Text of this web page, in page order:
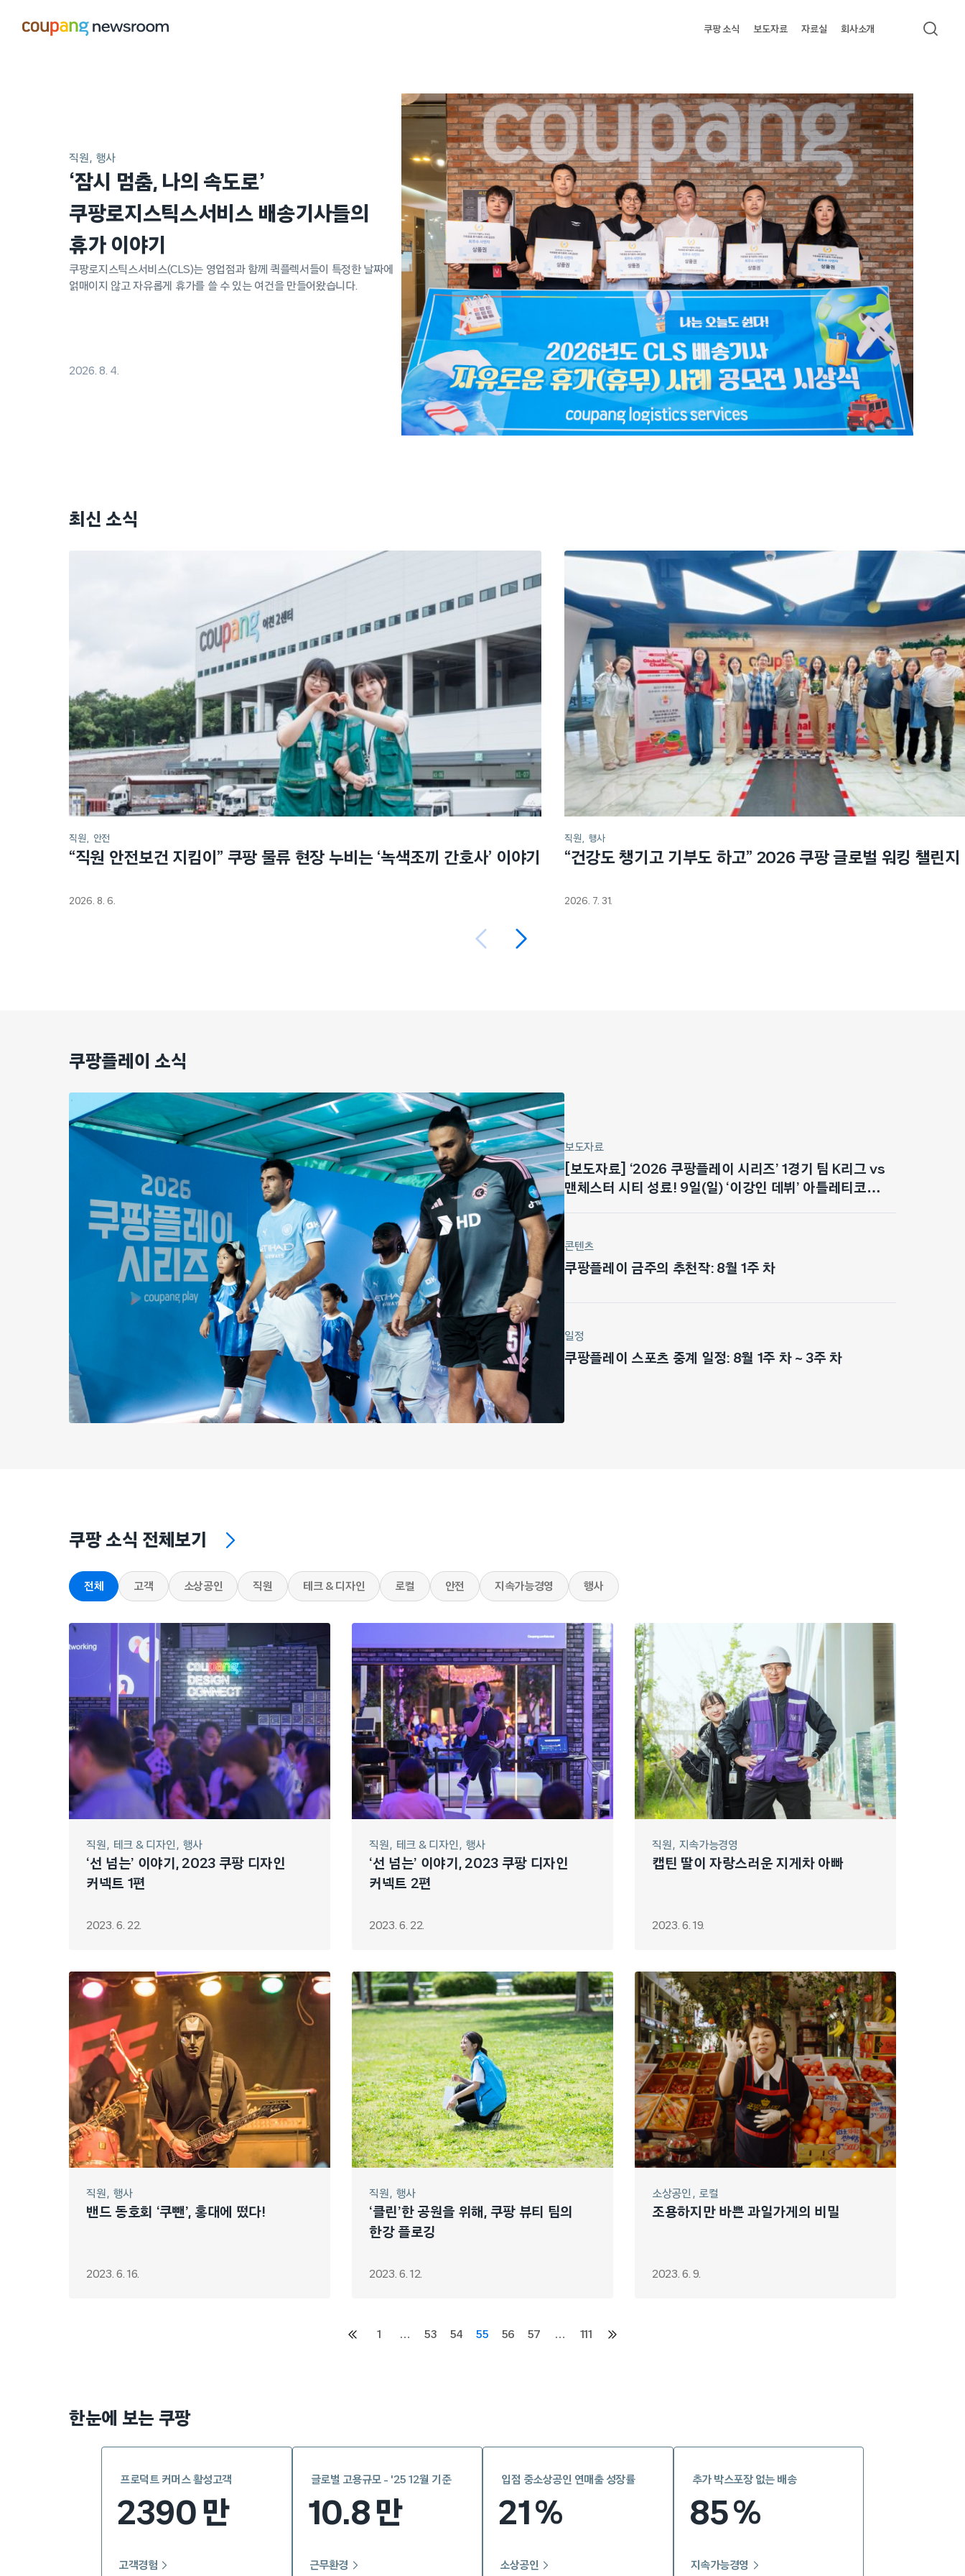
쿠팡 소식 보도자료 자료실 회사소개 검색
직원 행사
‘잠시 멈춤, 나의 속도로’
쿠팡로지스틱스서비스 배송기사들의
휴가 이야기
쿠팡로지스틱스서비스(CLS)는 영업점과 함께 퀵플렉서들이 특정한 날짜에
얽매이지 않고 자유롭게 휴가를 쓸 수 있는 여건을 만들어왔습니다.
2026. 8. 4.
최신 소식
직원 안전
“직원 안전보건 지킴이” 쿠팡 물류 현장 누비는 ‘녹색조끼 간호사’ 이야기
2026. 8. 6.
직원 행사
“건강도 챙기고 기부도 하고” 2026 쿠팡 글로벌 워킹 챌린지
2026. 7. 31.
쿠팡플레이 소식
보도자료
[보도자료] ‘2026 쿠팡플레이 시리즈’ 1경기 팀 K리그 vs
맨체스터 시티 성료! 9일(일) ‘이강인 데뷔’ 아틀레티코
콘텐츠
쿠팡플레이 금주의 추천작: 8월 1주 차
일정
쿠팡플레이 스포츠 중계 일정: 8월 1주 차 ~ 3주 차
쿠팡 소식 전체보기
전체 고객 소상공인 직원 테크 & 디자인 로컬 안전 지속가능경영 행사
직원 테크 & 디자인 행사
‘선 넘는’ 이야기, 2023 쿠팡 디자인
커넥트 1편
2023. 6. 22.
직원 테크 & 디자인 행사
‘선 넘는’ 이야기, 2023 쿠팡 디자인
커넥트 2편
2023. 6. 22.
직원 지속가능경영
캡틴 딸이 자랑스러운 지게차 아빠
2023. 6. 19.
직원 행사
밴드 동호회 ‘쿠뺀’, 홍대에 떴다!
2023. 6. 16.
직원 행사
‘클린’한 공원을 위해, 쿠팡 뷰티 팀의
한강 플로깅
2023. 6. 12.
소상공인 로컬
조용하지만 바쁜 과일가게의 비밀
2023. 6. 9.
이전
1 … 53 54 55 56 57 … 111
다음
한눈에 보는 쿠팡
프로덕트 커머스 활성고객
2390 만
고객경험
글로벌 고용규모 - '25 12월 기준
10.8 만
근무환경
입점 중소상공인 연매출 성장률
21 %
소상공인
추가 박스포장 없는 배송
85%
지속가능경영